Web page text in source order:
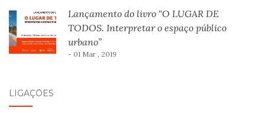
Lançamento do livro “O LUGAR DE
TODOS. Interpretar o espaço público
urbano”
- 01 Mar , 2019
LIGAÇÕES